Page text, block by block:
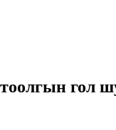
гол